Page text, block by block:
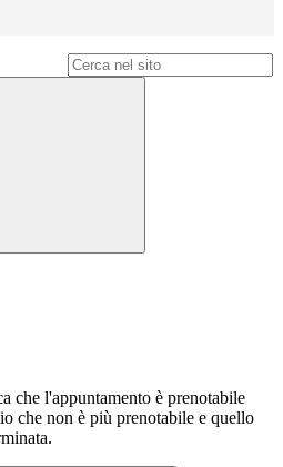
che l'appuntamento è prenotabile
che non è più prenotabile e quello